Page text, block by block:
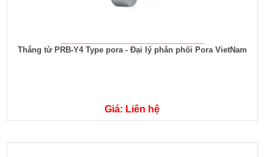
Thắng từ PRB-Y4 Type pora - Đại lý phân phối Pora VietNam
Giá: Liên hệ